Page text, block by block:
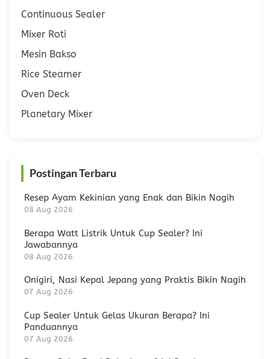
Continuous Sealer
Mixer Roti
Mesin Bakso
Rice Steamer
Oven Deck
Planetary Mixer
Postingan Terbaru
Resep Ayam Kekinian yang Enak dan Bikin Nagih
08 Aug 2026
Berapa Watt Listrik Untuk Cup Sealer? Ini
Jawabannya
08 Aug 2026
Onigiri, Nasi Kepal Jepang yang Praktis Bikin Nagih
07 Aug 2026
Cup Sealer Untuk Gelas Ukuran Berapa? Ini
Panduannya
07 Aug 2026